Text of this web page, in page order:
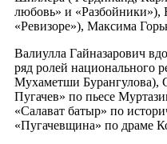
любовь» и «Разбойники»),
«Ревизоре»), Максима
Валиулла Гайназарович
ряд ролей национального
Мухаметши Бурангулова),
Пугачев» по пьесе
«Салават батыр» по
«Пугачевщина» по драме